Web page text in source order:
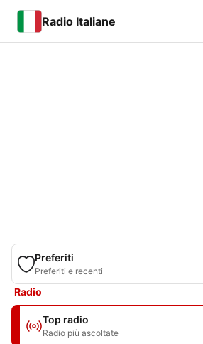
Radio Italiane
Preferiti
Preferiti e recenti
Radio
Top radio
Radio più ascoltate